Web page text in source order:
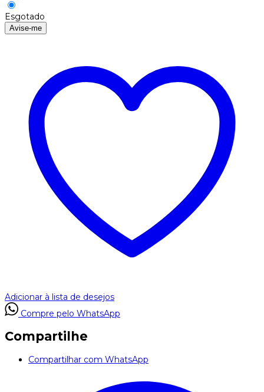
Esgotado
Avise-me
Adicionar à lista de desejos
Compre pelo WhatsApp
Compartilhe
Compartilhar com WhatsApp